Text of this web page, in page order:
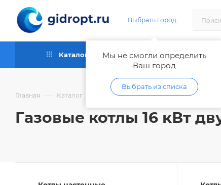
Выбрать город
Мы не смогли определить
Ваш город
Выбрать из списка
Каталог Как купить
Главная — Каталог Отопительное оборудование
Газовые котлы 16 кВт